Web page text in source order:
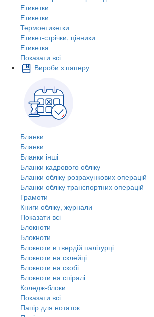
Етикетки
Етикетки
Термоетикетки
Етикет-стрічки, цінники
Етикетка
Показати всі
Вироби з паперу
Бланки
Бланки
Бланки інші
Бланки кадрового обліку
Бланки обліку розрахункових операцій
Бланки обліку транспортних операцій
Грамоти
Книги обліку, журнали
Показати всі
Блокноти
Блокноти
Блокноти в твердій палітурці
Блокноти на склейці
Блокноти на скобі
Блокноти на спіралі
Коледж-блоки
Показати всі
Папір для нотаток